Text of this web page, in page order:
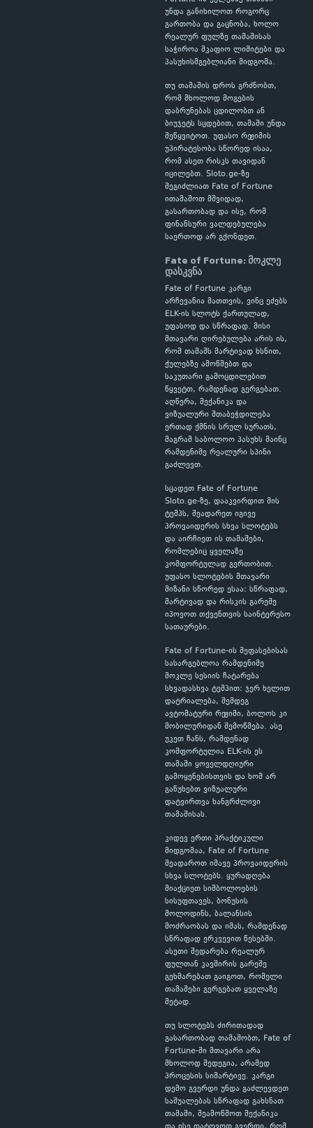
უნდა განიხილოთ როგორც
გართობა და გაცნობა, ხოლო
რეალურ ფულზე თამაშისას
საჭიროა მკაფიო ლიმიტები და
პასუხისმგებლიანი მიდგომა.
თუ თამაშის დროს გრძნობთ,
რომ მხოლოდ მოგების
დაბრუნებას ცდილობთ ან
ბიუჯეტს სცდებით, თამაში უნდა
შეწყვიტოთ. უფასო რეჟიმის
უპირატესობა სწორედ ისაა,
რომ ასეთ რისკს თავიდან
იცილებთ. Sloto.ge-ზე
შეგიძლიათ Fate of Fortune
ითამაშოთ მშვიდად,
გასართობად და ისე, რომ
ფინანსური ვალდებულება
საერთოდ არ გქონდეთ.
Fate of Fortune: მოკლე
დასკვნა
Fate of Fortune კარგი
არჩევანია მათთვის, ვინც ეძებს
ELK-ის სლოტს ქართულად,
უფასოდ და სწრაფად. მისი
მთავარი ღირებულება არის ის,
რომ თამაშს მარტივად ხსნით,
ქულებზე ამოწმებთ და
საკუთარი გამოცდილებით
წყვეტთ, რამდენად გერგებათ.
აღწერა, მექანიკა და
ვიზუალური შთაბეჭდილება
ერთად ქმნის სრულ სურათს,
მაგრამ საბოლოო პასუხს მაინც
რამდენიმე რეალური სპინი
გაძლევთ.
სცადეთ Fate of Fortune
Sloto.ge-ზე, დააკვირდით მის
ტემპს, შეადარეთ იგივე
პროვაიდერის სხვა სლოტებს
და აირჩიეთ ის თამაშები,
რომლებიც ყველაზე
კომფორტულად გერთობით.
უფასო სლოტების მთავარი
მიზანი სწორედ ესაა: სწრაფად,
მარტივად და რისკის გარეშე
იპოვოთ თქვენთვის საინტერესო
სათაურები.
Fate of Fortune-ის შეფასებისას
სასარგებლოა რამდენიმე
მოკლე სესიის ჩატარება
სხვადასხვა ტემპით: ჯერ ხელით
დატრიალება, შემდეგ
ავტომატური რეჟიმი, ბოლოს კი
მობილურიდან შემოწმება. ასე
უკეთ ჩანს, რამდენად
კომფორტულია ELK-ის ეს
თამაში ყოველდღიური
გამოყენებისთვის და ხომ არ
გაწუხებთ ვიზუალური
დატვირთვა ხანგრძლივი
თამაშისას.
კიდევ ერთი პრაქტიკული
მიდგომაა, Fate of Fortune
შეადაროთ იმავე პროვაიდერის
სხვა სლოტებს. ყურადღება
მიაქციეთ სიმბოლოების
სისუფთავეს, ბონუსის
მოლოდინს, ბალანსის
მოძრაობას და იმას, რამდენად
სწრაფად ერკვევით წესებში.
ასეთი შედარება რეალურ
ფულთან კავშირის გარეშე
გეხმარებათ გაიგოთ, რომელი
თამაშები გერგებათ ყველაზე
მეტად.
თუ სლოტებს ძირითადად
გასართობად თამაშობთ, Fate of
Fortune-ში მთავარი არა
მხოლოდ შედეგია, არამედ
პროცესის სიმარტივე. კარგი
დემო გვერდი უნდა გაძლევდეთ
საშუალებას სწრაფად გახსნათ
თამაში, შეამოწმოთ მექანიკა